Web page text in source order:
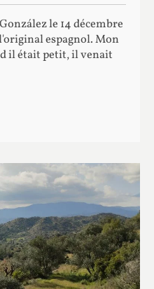
le 14 décembre
espagnol. Mon
il était petit, il venait